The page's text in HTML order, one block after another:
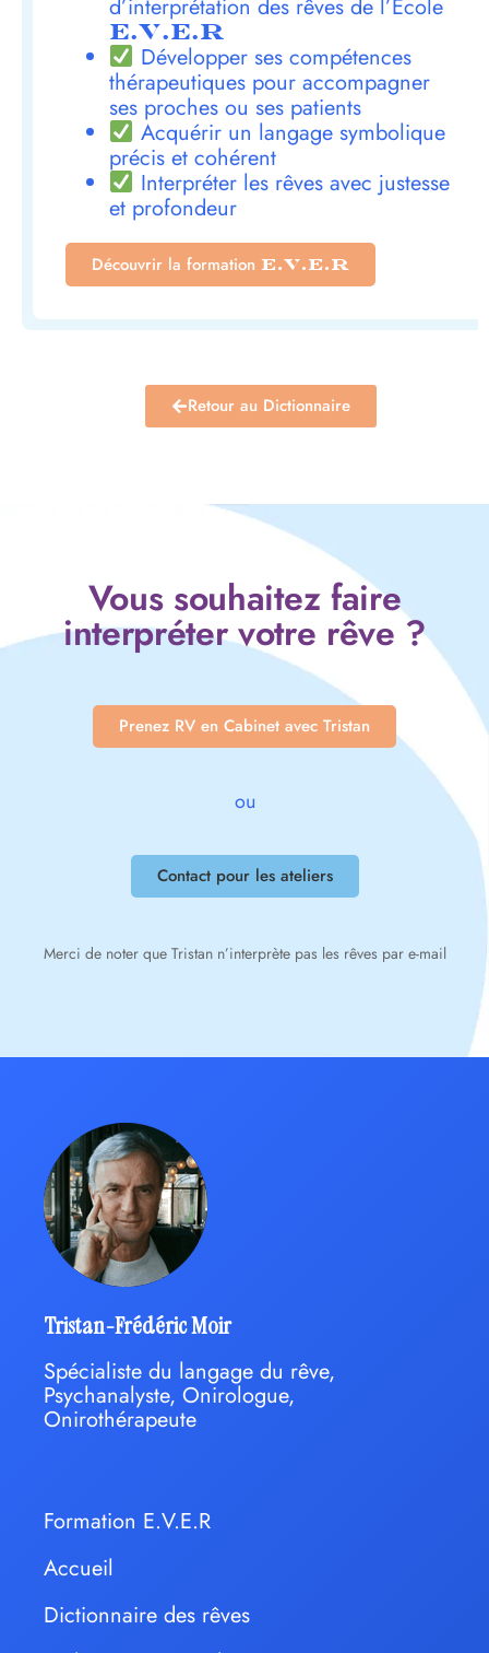
d’interprétation des rêves de l’École
E.V.E.R
Développer ses compétences
thérapeutiques pour accompagner
ses proches ou ses patients
Acquérir un langage symbolique
précis et cohérent
Interpréter les rêves avec justesse
et profondeur
Découvrir la formation E.V.E.R
Retour au Dictionnaire
Vous souhaitez faire
interpréter votre rêve ?
Prenez RV en Cabinet avec Tristan
ou
Contact pour les ateliers
Merci de noter que Tristan n’interprète pas les rêves par e-mail
Tristan-Frédéric Moir
Spécialiste du langage du rêve,
Psychanalyste, Onirologue,
Onirothérapeute
Formation E.V.E.R
Accueil
Dictionnaire des rêves